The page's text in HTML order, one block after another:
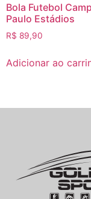
Bola Futebol
Paulo Estádios
R$ 89,90
Adicionar ao